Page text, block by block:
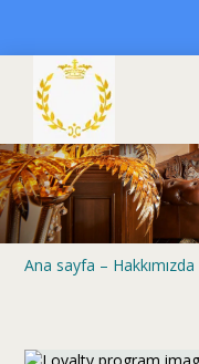
Ana sayfa – Hakkımızda